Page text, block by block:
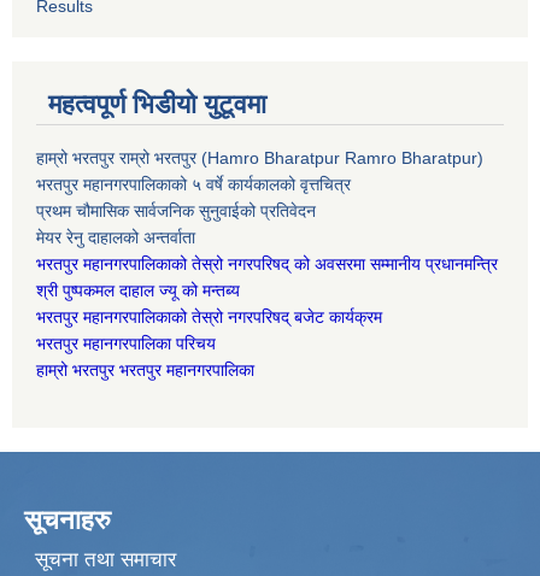
Results
महत्वपूर्ण भिडीयो युटूवमा
हाम्रो भरतपुर राम्रो भरतपुर (Hamro Bharatpur Ramro Bharatpur)
भरतपुर महानगरपालिकाको ५ वर्षे कार्यकालको वृत्तचित्र
प्रथम चौमासिक सार्वजनिक सुनुवाईको प्रतिवेदन
मेयर रेनु दाहालको अन्तर्वाता
भरतपुर महानगरपालिकाको तेस्रो नगरपरिषद् को अवसरमा सम्मानीय प्रधानमन्त्रि
श्री पुष्पकमल दाहाल ज्यू को मन्तब्य
भरतपुर महानगरपालिकाको तेस्रो नगरपरिषद् बजेट कार्यक्रम
भरतपुर महानगरपालिका परिचय
हाम्रो भरतपुर भरतपुर महानगरपालिका
सूचनाहरु
सूचना तथा समाचार